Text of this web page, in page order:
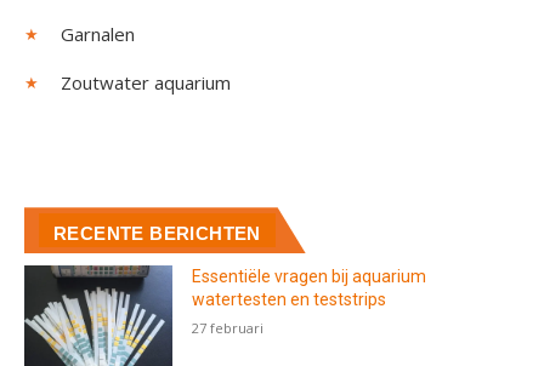
Garnalen
Zoutwater aquarium
RECENTE BERICHTEN
Essentiële vragen bij aquarium
watertesten en teststrips
27 februari